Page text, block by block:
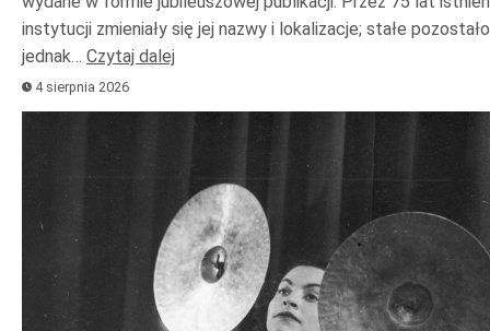
instytucji zmieniały się jej nazwy i lokalizacje; stałe pozostało
jednak… Czytaj dalej
4 sierpnia 2026